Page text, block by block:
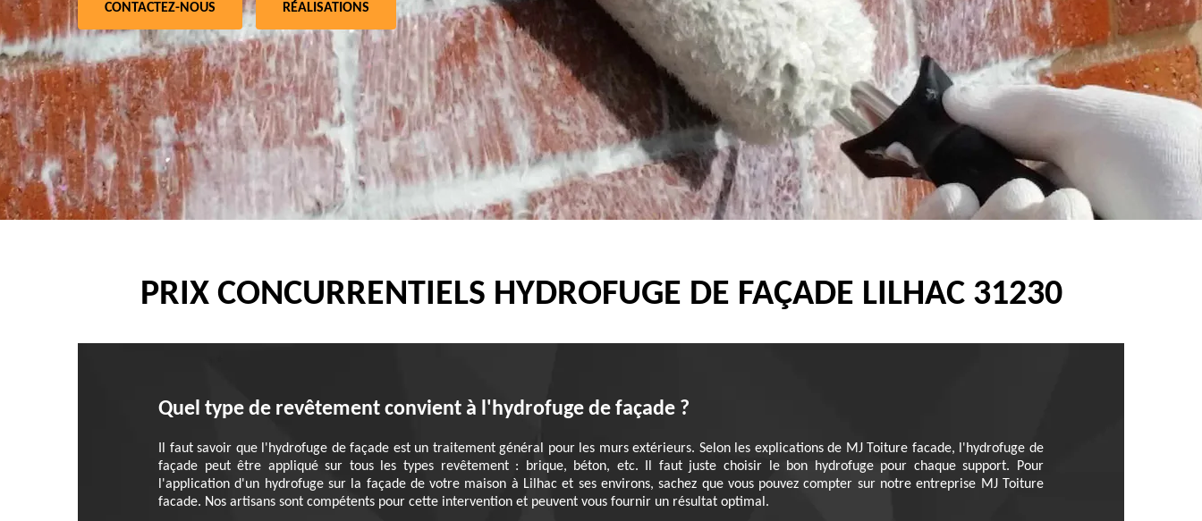
CONTACTEZ-NOUS RÉALISATIONS
PRIX CONCURRENTIELS HYDROFUGE DE FAÇADE LILHAC 31230
Quel type de revêtement convient à l'hydrofuge de façade ?
Il faut savoir que l'hydrofuge de façade est un traitement général pour les murs extérieurs. Selon les explications de MJ Toiture facade, l'hydrofuge de
façade peut être appliqué sur tous les types revêtement : brique, béton, etc. Il faut juste choisir le bon hydrofuge pour chaque support. Pour
l'application d'un hydrofuge sur la façade de votre maison à Lilhac et ses environs, sachez que vous pouvez compter sur notre entreprise MJ Toiture
facade. Nos artisans sont compétents pour cette intervention et peuvent vous fournir un résultat optimal.